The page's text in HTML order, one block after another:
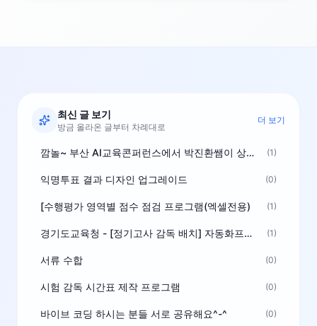
최신 글 보기
방금 올라온 글부터 차례대로
더 보기
깜놀~ 부산 AI교육콘퍼런스에서 박진환쌤이 상받으려 나오셨네요~ ^^ (1)
익명투표 결과 디자인 업그레이드 (0)
[수행평가 영역별 점수 점검 프로그램(엑셀전용) (1)
경기도교육청 - [정기고사 감독 배치] 자동화프로그램 보급 (1)
서류 수합 (0)
시험 감독 시간표 제작 프로그램 (0)
바이브 코딩 하시는 분들 서로 공유해요^-^ (0)